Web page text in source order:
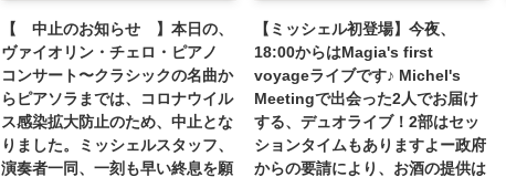
【 中止のお知らせ 】本日の、
ヴァイオリン・チェロ・ピアノ
コンサート〜クラシックの名曲か
らピアソラまでは、コロナウイル
ス感染拡大防止のため、中止とな
りました。ミッシェルスタッフ、
演奏者一同、一刻も早い終息を願
【ミッシェル初登場】今夜、
18:00からはMagia's first
voyageライブです♪ Michel's
Meetingで出会った2人でお届け
する、デュオライブ！2部はセッ
ションタイムもありますよー政府
からの要請により、お酒の提供は